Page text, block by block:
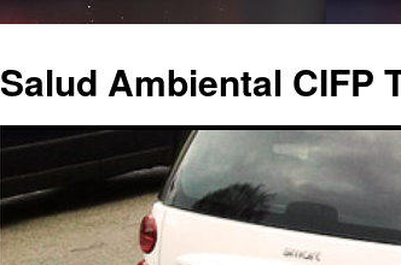
Salud Ambiental CIFP